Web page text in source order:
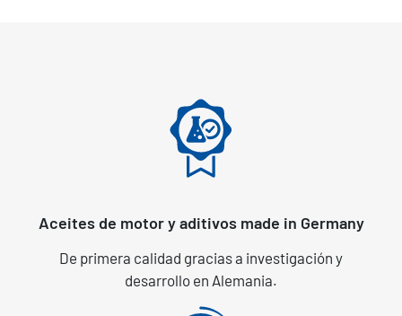
Aceites de motor y aditivos made in Germany
De primera calidad gracias a investigación y
desarrollo en Alemania.